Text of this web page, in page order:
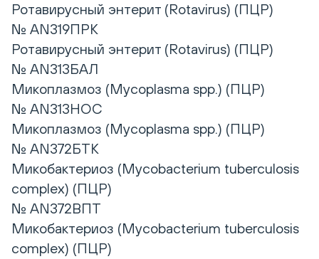
Ротавирусный энтерит (Rotavirus) (ПЦР)
№ AN319ПРК
Ротавирусный энтерит (Rotavirus) (ПЦР)
№ AN313БАЛ
Микоплазмоз (Mycoplasma spp.) (ПЦР)
№ AN313НОС
Микоплазмоз (Mycoplasma spp.) (ПЦР)
№ AN372БТК
Микобактериоз (Mycobacterium tuberculosis
complex) (ПЦР)
№ AN372ВПТ
Микобактериоз (Mycobacterium tuberculosis
complex) (ПЦР)